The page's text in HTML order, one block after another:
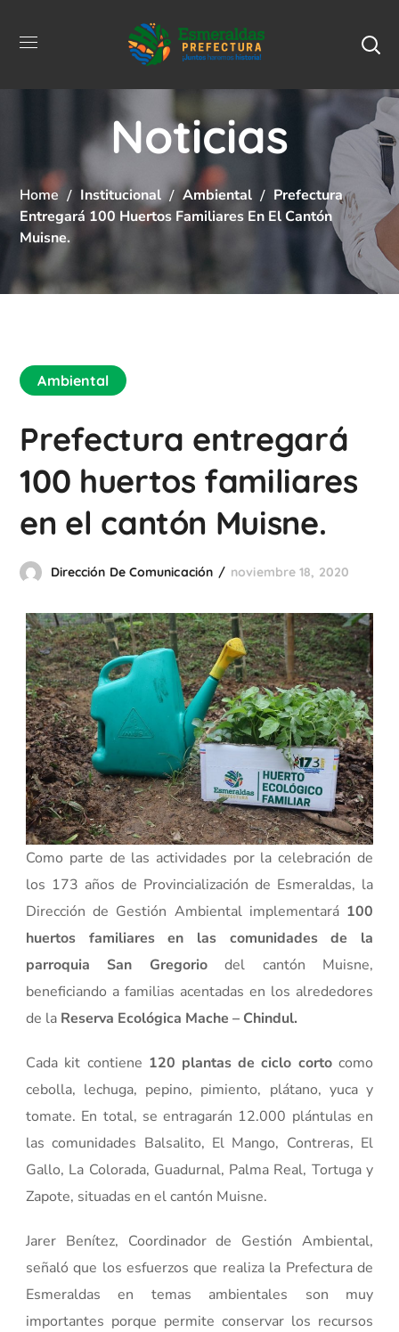
Noticias
Home Institucional Ambiental
Prefectura
Entregará 100 Huertos Familiares En El Cantón
Muisne.
Ambiental
Prefectura entregará
100 huertos familiares
en el cantón Muisne.
Dirección De Comunicación noviembre 18, 2020
Como parte de las actividades por la celebración de
los 173 años de Provincialización de Esmeraldas, la
Dirección de Gestión Ambiental implementará 100
huertos familiares en las comunidades de la
parroquia San Gregoriodel cantón Muisne,
beneficiando a familias acentadas en los alrededores
de la Reserva Ecológica Mache – Chindul.
Cada kit contiene 120 plantas de ciclo cortocomo
cebolla, lechuga, pepino, pimiento, plátano, yuca y
tomate. En total, se entragarán 12.000 plántulas en
las comunidades Balsalito, El Mango, Contreras, El
Gallo, La Colorada, Guadurnal, Palma Real, Tortuga y
Zapote, situadas en el cantón Muisne.
Jarer Benítez, Coordinador de Gestión Ambiental,
señaló que los esfuerzos que realiza la Prefectura de
Esmeraldas en temas ambientales son muy
importantes porque permite conservar los recursos